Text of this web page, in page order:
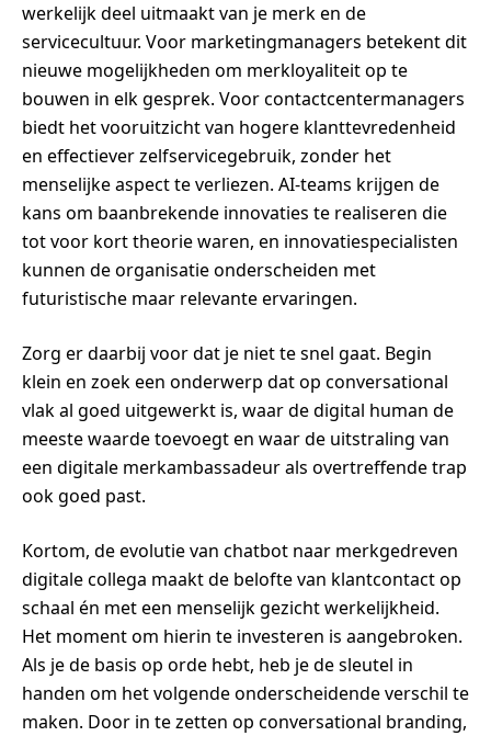
werkelijk deel uitmaakt van je merk en de
servicecultuur. Voor marketingmanagers betekent dit
nieuwe mogelijkheden om merkloyaliteit op te
bouwen in elk gesprek. Voor contactcentermanagers
biedt het vooruitzicht van hogere klanttevredenheid
en effectiever zelfservicegebruik, zonder het
menselijke aspect te verliezen. AI-teams krijgen de
kans om baanbrekende innovaties te realiseren die
tot voor kort theorie waren, en innovatiespecialisten
kunnen de organisatie onderscheiden met
futuristische maar relevante ervaringen.
Zorg er daarbij voor dat je niet te snel gaat. Begin
klein en zoek een onderwerp dat op conversational
vlak al goed uitgewerkt is, waar de digital human de
meeste waarde toevoegt en waar de uitstraling van
een digitale merkambassadeur als overtreffende trap
ook goed past.
Kortom, de evolutie van chatbot naar merkgedreven
digitale collega maakt de belofte van klantcontact op
schaal én met een menselijk gezicht werkelijkheid.
Het moment om hierin te investeren is aangebroken.
Als je de basis op orde hebt, heb je de sleutel in
handen om het volgende onderscheidende verschil te
maken. Door in te zetten op conversational branding,